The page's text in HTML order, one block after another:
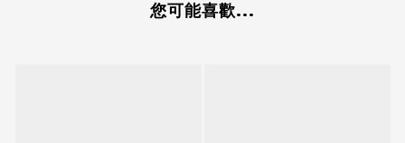
您可能喜歡...